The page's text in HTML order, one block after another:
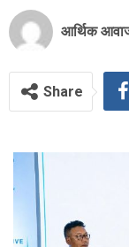
आर्थिक
Share